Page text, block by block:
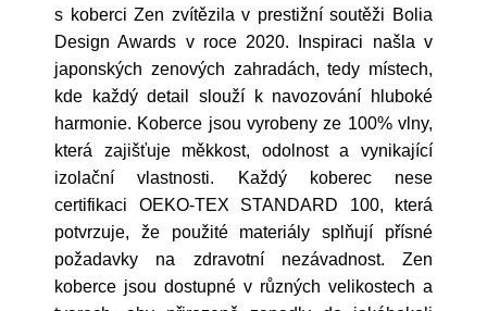
s koberci Zen zvítězila v prestižní soutěži Bolia
Design Awards v roce 2020. Inspiraci našla v
japonských zenových zahradách, tedy místech,
kde každý detail slouží k navozování hluboké
harmonie. Koberce jsou vyrobeny ze 100% vlny,
která zajišťuje měkkost, odolnost a vynikající
izolační vlastnosti. Každý koberec nese
certifikaci OEKO-TEX STANDARD 100, která
potvrzuje, že použité materiály splňují přísné
požadavky na zdravotní nezávadnost. Zen
koberce jsou dostupné v různých velikostech a